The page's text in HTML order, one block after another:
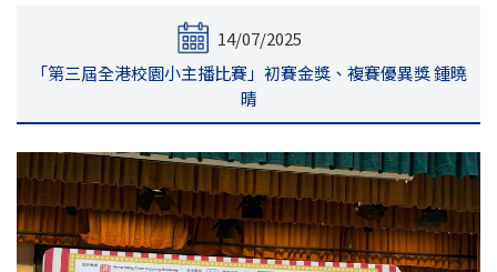
14/07/2025
「第三屆全港校園小主播比賽」初賽金獎、複賽優異獎 鍾曉
晴